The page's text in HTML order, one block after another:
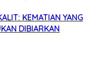
KEMATIAN YANG
DIBIARKAN